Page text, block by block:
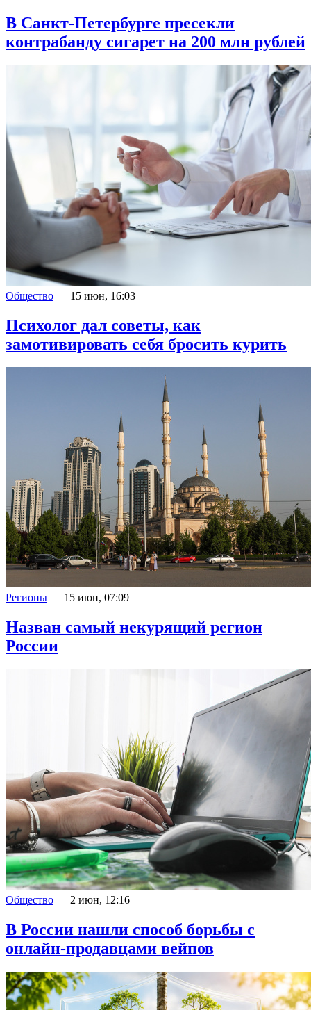
В Санкт-Петербурге пресекли
контрабанду сигарет на 200 млн рублей
Общество 15 июн, 16:03
Психолог дал советы, как
замотивировать себя бросить курить
Регионы 15 июн, 07:09
Назван самый некурящий регион
России
Общество 2 июн, 12:16
В России нашли способ борьбы с
онлайн-продавцами вейпов